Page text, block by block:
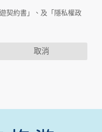
的廣告廠商連結，這些置
料。對於您主動提供的個
其個別的隱私權保護政
中任意公開個人資料的行
絡方式及使用時間等。
契約書」、及「隱私權政
取消